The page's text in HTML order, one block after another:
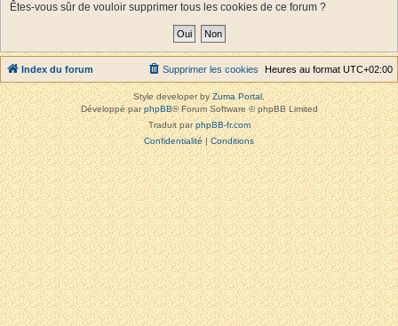
Êtes-vous sûr de vouloir supprimer tous les cookies de ce forum ?
Index du forum Heures au format UTC+02:00
Supprimer les cookies
Style developer byZuma Portal,
Développé parphpBB® Forum Software © phpBB Limited
Traduit parphpBB-fr.com
Confidentialité|Conditions